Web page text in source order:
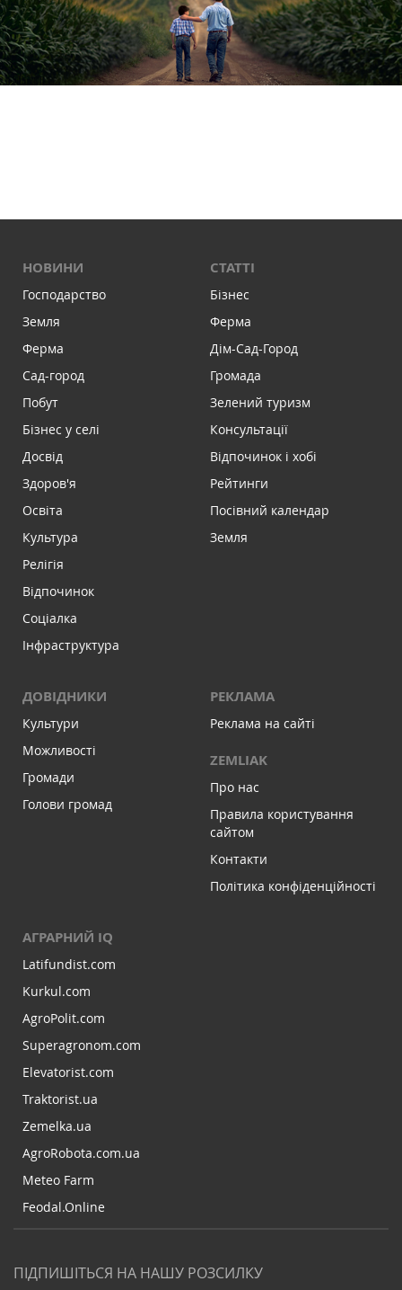
НОВИНИ
Господарство
Земля
Ферма
Сад-город
Побут
Бізнес у селі
Досвід
Здоров'я
Освіта
Культура
Релігія
Відпочинок
Соціалка
Інфраструктура
СТАТТІ
Бізнес
Ферма
Дім-Сад-Город
Громада
Зелений туризм
Консультації
Відпочинок і хобі
Рейтинги
Посівний календар
Земля
ДОВІДНИКИ
Культури
Можливості
Громади
Голови громад
РЕКЛАМА
Реклама на сайті
ZEMLIAK
Про нас
Правила користування
сайтом
Контакти
Політика конфіденційності
АГРАРНИЙ IQ
Latifundist.com
Kurkul.com
AgroPolit.com
Superagronom.com
Elevatorist.com
Traktorist.ua
Zemelka.ua
AgroRobota.com.ua
Meteo Farm
Feodal.Online
ПІДПИШІТЬСЯ НА НАШУ РОЗСИЛКУ